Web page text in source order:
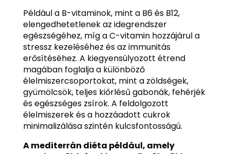
Például a B-vitaminok, mint a B6 és B12,
elengedhetetlenek az idegrendszer
egészségéhez, míg a C-vitamin hozzájárul a
stressz kezeléséhez és az immunitás
erősítéséhez. A kiegyensúlyozott étrend
magában foglalja a különböző
élelmiszercsoportokat, mint a zöldségek,
gyümölcsök, teljes kiőrlésű gabonák, fehérjék
és egészséges zsírok. A feldolgozott
élelmiszerek és a hozzáadott cukrok
minimalizálása szintén kulcsfontosságú.
A mediterrán diéta például, amely